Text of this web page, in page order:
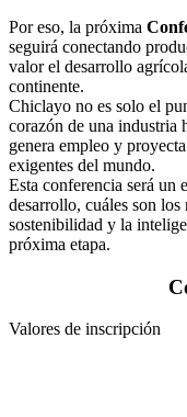
Por eso, la próxima
seguirá conectando
valor el desarrollo
continente.
Chiclayo no es solo el
corazón de una industria
genera empleo y
exigentes del mundo.
Esta conferencia será un
desarrollo, cuáles son
sostenibilidad y la
próxima etapa.
Valores de inscripción